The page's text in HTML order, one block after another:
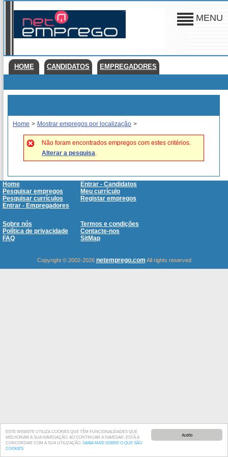
Aceito
ESTE WEBSITE UTILIZA COOKIES QUE TÊM FUNCIONALIDADES QUE
MELHORAM A SUA NAVEGAÇÃO. AO CONTINUAR A NAVEGAR, ESTÁ A
CONCORDAR COM A SUA UTILIZAÇÃO. SAIBA MAIS SOBRE O QUE SÃO
COOKIES
MENU
HOME CANDIDATOS EMPREGADORES
Home > Mostrar empregos por localização >
Não foram encontrados empregos com estes critérios.
Alterar a pesquisa.
Home
Entrar - Candidatos
Pesquisar empregos
Meu currículo
Pesquisar currículos
Registar empregos
Entrar - Empregadores
Sobre nós
Termos e condições
Política de privacidade
Contacte-nos
FAQ
SitMap
Copyright © 2002-2026 netemprego.com All rights reserved